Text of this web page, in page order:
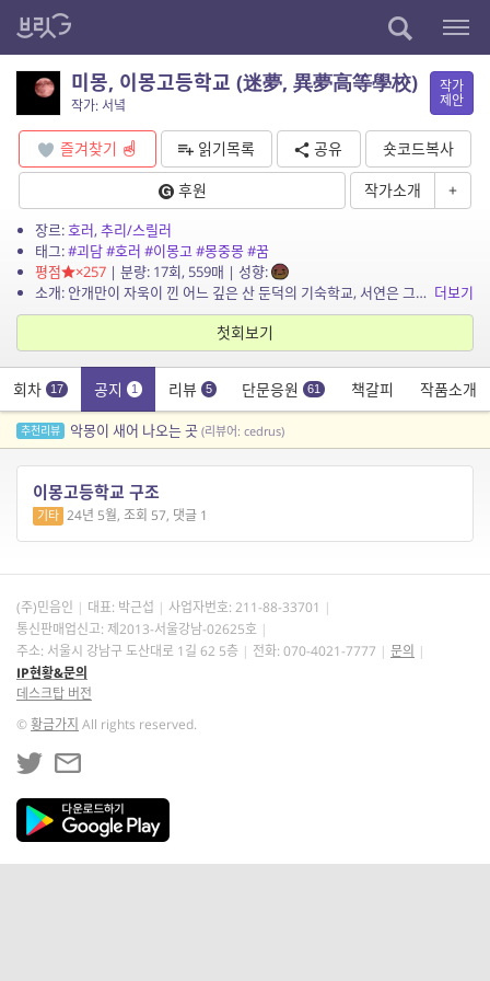
미몽, 이몽고등학교 (迷夢, 異夢高等學校)
작가: 서녘
작가
제안
즐겨찾기 읽기목록 공유
숏코드복사
후원
작가소개 +
장르:호러,추리/스릴러
태그:#괴담#호러 #이몽고#몽중몽#꿈
평점
×257| 분량: 17회, 559매 | 성향:
소개: 안개만이 자욱이 낀 어느 깊은 산 둔덕의 기숙학교, 서연은 그곳으로 전학을 오게 된다. 의구심만이 가득한, 존재조차 의문일 학교는 무언지 모를 사건들이 하나둘씩 드러나며 실체가 드... 더보기
첫회보기
회차 17 공지 1 리뷰 5 단문응원 61 책갈피 작품소개
추천리뷰 악몽이 새어 나오는 곳 (리뷰어: cedrus)
이몽고등학교 구조
기타 24년 5월, 조회 57, 댓글 1
(주)민음인 대표: 박근섭 사업자번호: 211-88-33701
통신판매업신고: 제2013-서울강남-02625호
주소: 서울시 강남구 도산대로 1길 62 5층
전화: 070-4021-7777
문의
IP현황&문의
데스크탑 버전
©황금가지 All rights reserved.